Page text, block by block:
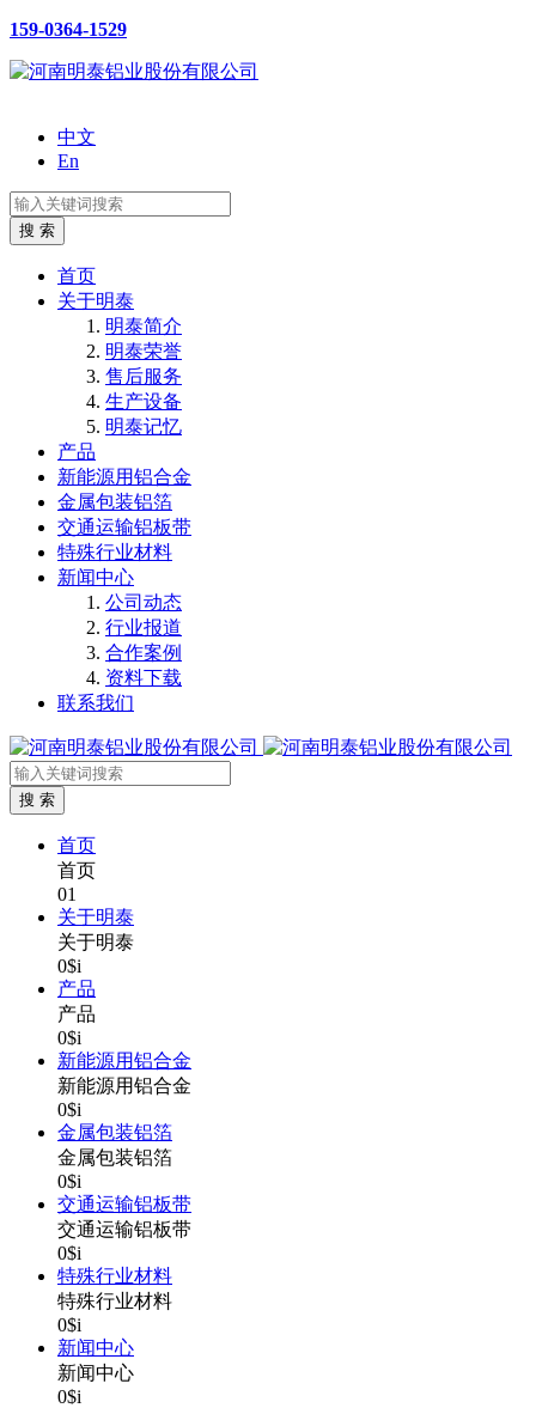
159-0364-1529
中文
En
首页
关于明泰
明泰简介
明泰荣誉
售后服务
生产设备
明泰记忆
产品
新能源用铝合金
金属包装铝箔
交通运输铝板带
特殊行业材料
新闻中心
公司动态
行业报道
合作案例
资料下载
联系我们
首页
首页
01
关于明泰
关于明泰
0$i
产品
产品
0$i
新能源用铝合金
新能源用铝合金
0$i
金属包装铝箔
金属包装铝箔
0$i
交通运输铝板带
交通运输铝板带
0$i
特殊行业材料
特殊行业材料
0$i
新闻中心
新闻中心
0$i